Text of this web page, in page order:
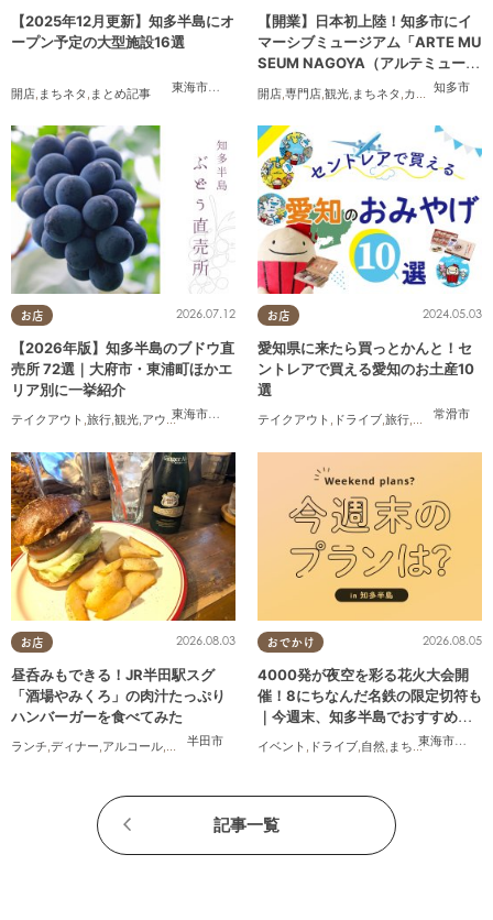
東海市
,大府市 知多市,東浦町,常滑市 ,武豊町
【2025年12月更新】知多半島にオ
ープン予定の大型施設16選
開店 まちネタ まとめ記事 知多市
【開業】日本初上陸！知多市にイ
マーシブミュージアム「ARTE MU
SEUM NAGOYA（アルテミュージ
アムナゴヤ）」が2026年11月下旬
にオープン
開店 専門店 観光 まちネタ カップル ,友人
お店
東海市
,大府市 東浦町,半田市 美浜町
2026.07.12
【2026年版】知多半島のブドウ直
売所 72選｜大府市・東浦町ほかエ
リア別に一挙紹介
テイクアウト ,旅行,観光,アウトドア , まちネタ 季節ネタ
お店
常滑市
2024.05.03
愛知県に来たら買っとかんと！セ
ントレアで買える愛知のお土産10
選
テイクアウト , ドライブ,旅行,観光,家族,
お店
半田市
2026.08.03
昼呑みもできる！JR半田駅スグ
「酒場やみくろ」の肉汁たっぷり
ハンバーガーを食べてみた
ランチ,ディナー,アルコール,パン,行ってみたレポ,おひとりさま,友人
おでかけ
東海市大府
2026.08.05
4000発が夜空を彩る花火大会開
催！8にちなんだ名鉄の限定切符も
｜今週末、知多半島でおすすめの
プラン【8/8(土)・9(日)】
イベント , ドライブ,自然, まちネタ ,季節ネタ
記事一覧